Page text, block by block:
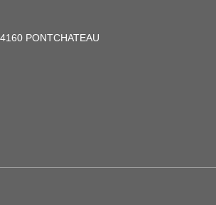
sera à votre écoute et vous
services en location.
PONTCHATEAU